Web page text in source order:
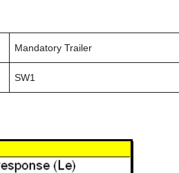
Mandatory Trailer
SW1